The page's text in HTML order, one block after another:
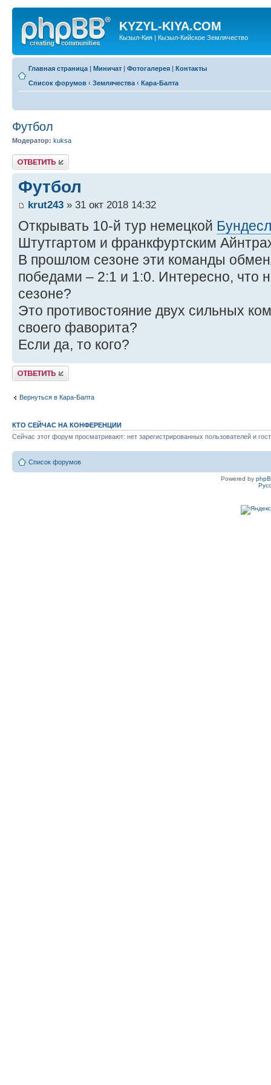
KYZYL-KIYA.COM
Кызыл-Кия | Кызыл-Кийское Землячество
Главная страница | Миничат | Фотогалерея | Контакты
Список форумов ‹ Землячества ‹ Кара-Балта
Футбол
Модератор: kuksa
Ответить
Футбол
krut243 » 31 окт 2018 14:32
Открывать 10-й тур немецкой
Штутгартом и франкфуртским
В прошлом сезоне эти команды
победами – 2:1 и 1:0. Интересно, что
сезоне?
Это противостояние двух сильных
своего фаворита?
Если да, то кого?
Ответить
Вернуться в Кара-Балта
КТО СЕЙЧАС НА КОНФЕРЕНЦИИ
Сейчас этот форум просматривают: нет зарегистрированных пользователей и
Список форумов
Powered by